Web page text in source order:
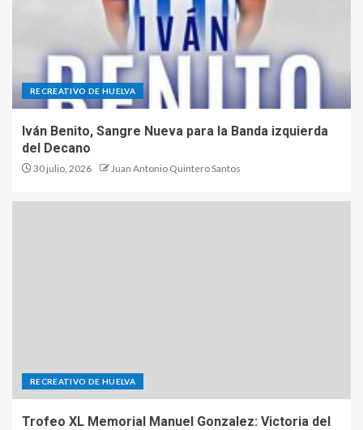
RECREATIVO DE HUELVA
Iván Benito, Sangre Nueva para la Banda izquierda
del Decano
30 julio, 2026 Juan Antonio Quintero Santos
RECREATIVO DE HUELVA
Trofeo XL Memorial Manuel Gonzalez: Victoria del